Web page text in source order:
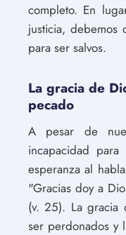
completo. En
justicia,
para ser salvos.
La gracia de
pecado
A pesar de
incapacidad
esperanza al
"Gracias doy a
(v. 25). La gracia
ser perdonados y